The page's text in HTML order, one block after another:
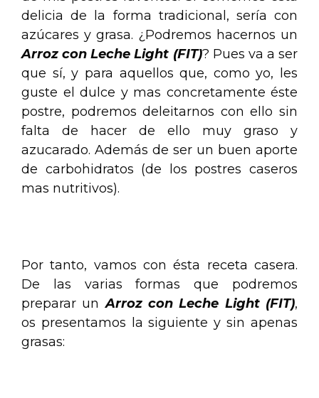
delicia de la forma tradicional, sería con
azúcares y grasa. ¿Podremos hacernos un
Arroz con Leche Light (FIT)? Pues va a ser
que sí, y para aquellos que, como yo, les
guste el dulce y mas concretamente éste
postre, podremos deleitarnos con ello sin
falta de hacer de ello muy graso y
azucarado. Además de ser un buen aporte
de carbohidratos (de los postres caseros
mas nutritivos).
Por tanto, vamos con ésta receta casera.
De las varias formas que podremos
preparar unArroz con Leche Light (FIT),
os presentamos la siguiente y sin apenas
grasas: